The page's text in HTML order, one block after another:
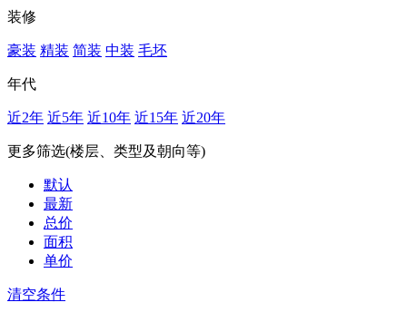
装修
豪装 精装 简装 中装 毛坯
年代
近2年 近5年 近10年 近15年 近20年
更多筛选(楼层、类型及朝向等)
默认
最新
总价
面积
单价
清空条件